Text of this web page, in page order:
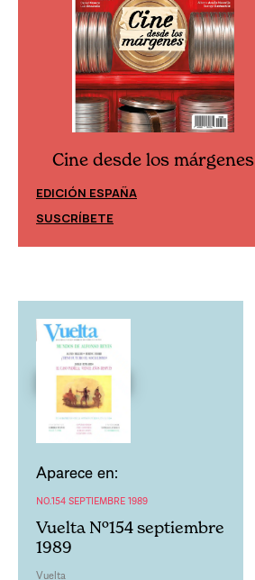
Cine desde los márgenes
EDICIÓN ESPAÑA
SUSCRÍBETE
Aparece en:
NO.154 SEPTIEMBRE 1989
Vuelta Nº154 septiembre
1989
Vuelta